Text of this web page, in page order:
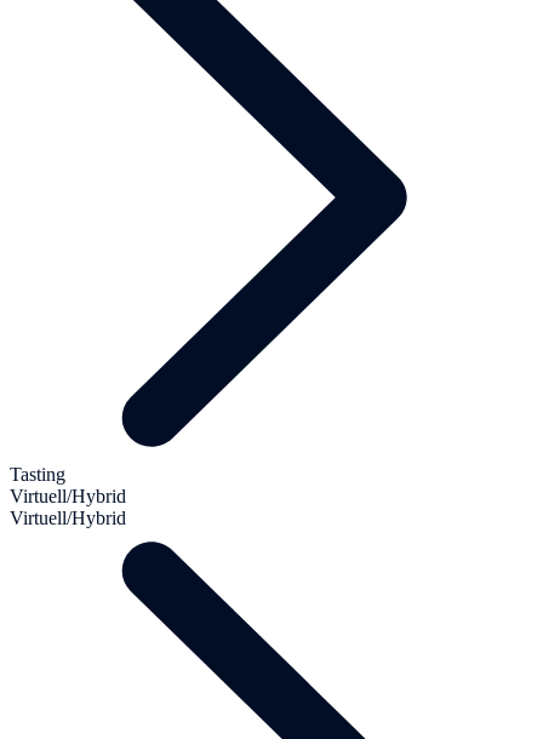
Tasting
Virtuell/Hybrid
Virtuell/Hybrid